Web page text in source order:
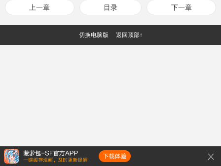
上一章 目录 下一章
切换电脑版 返回顶部↑